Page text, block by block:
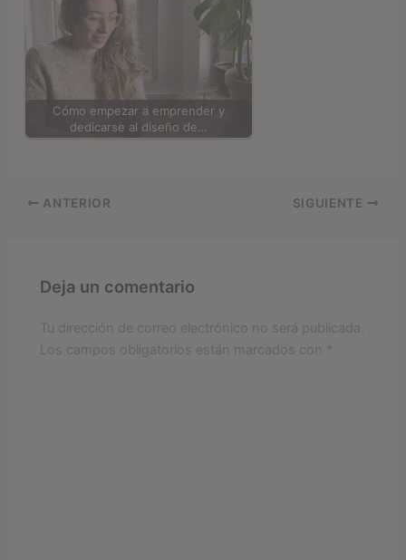
Cómo empezar a emprender y
dedicarse al diseño de…
ANTERIOR SIGUIENTE
Deja un comentario
Tu dirección de correo electrónico no será publicada.
Los campos obligatorios están marcados con *